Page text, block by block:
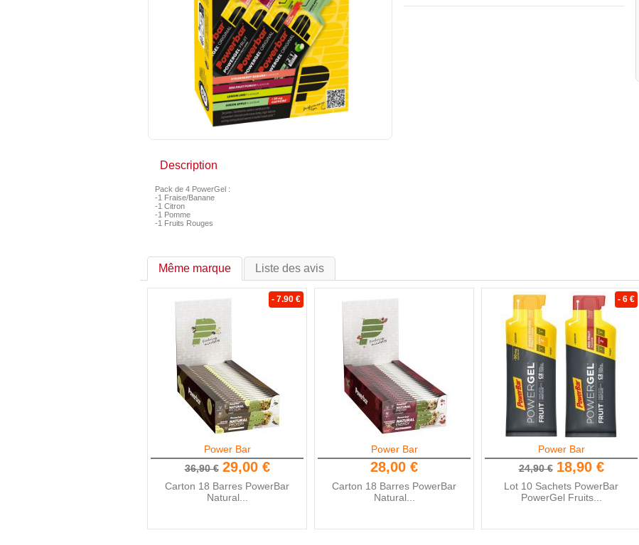
Description
Pack de 4 PowerGel :
-1 Fraise/Banane
-1 Citron
-1 Pomme
-1 Fruits Rouges
Même marque Liste des avis
- 7.90 €
Power Bar
36,90 € 29,00 €
Carton 18 Barres PowerBar
Natural...
Power Bar
28,00 €
Carton 18 Barres PowerBar
Natural...
- 6 €
Power Bar
24,90 € 18,90 €
Lot 10 Sachets PowerBar
PowerGel Fruits...